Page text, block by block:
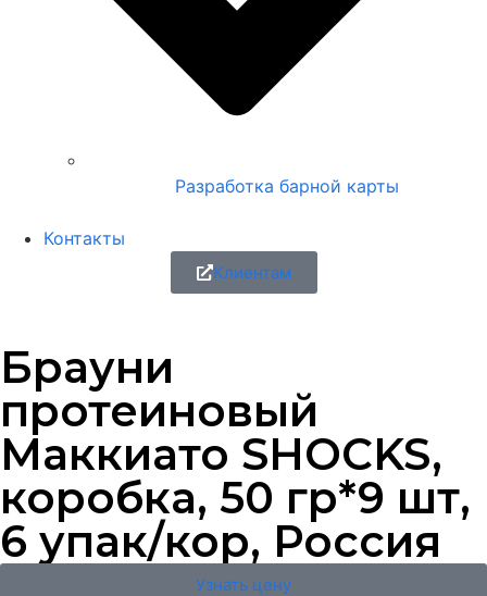
Разработка барной карты
Контакты
Клиентам
Брауни
протеиновый
Маккиато SHOCKS,
коробка, 50 гр*9 шт,
6 упак/кор, Россия
Узнать цену